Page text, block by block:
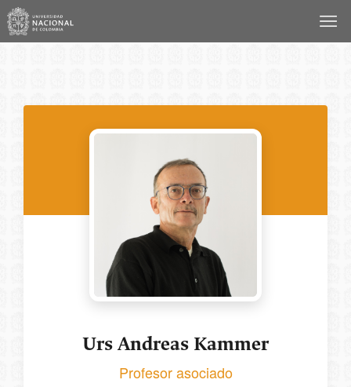
Saltar
contenido
Urs Andreas Kammer
Profesor asociado